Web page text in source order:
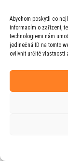
Abychom poskytli co
informacím o zařízení,
technologiemi nám
jedinečná ID na tomto
ovlivnit určité vlastnosti
Web